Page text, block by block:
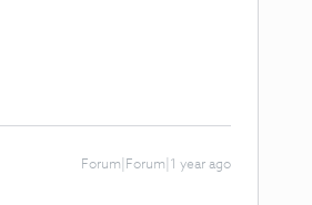
Forum|Forum|1 year ago